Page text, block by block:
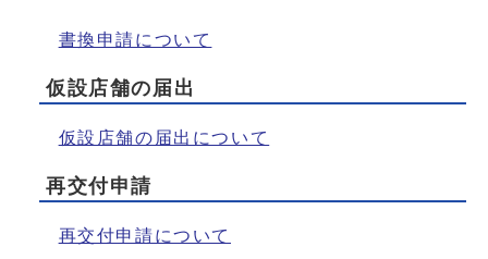
書換申請について
仮設店舗の届出
仮設店舗の届出について
再交付申請
再交付申請について